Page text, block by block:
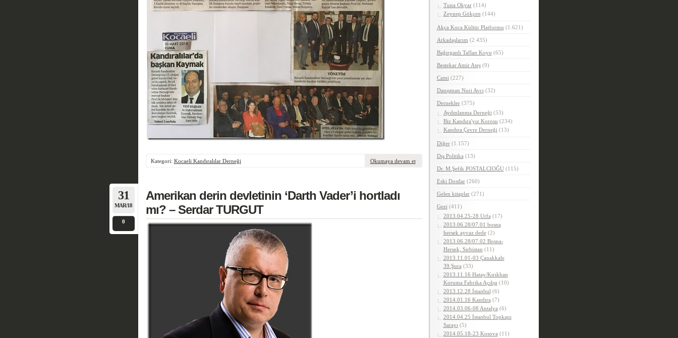
Kategori: Kocaeli Kandıralılar Derneği Okumaya devam et
31
MAR/18
0
Amerikan derin devletinin ‘Darth Vader’i hortladı
mı? – Serdar TURGUT
Tuna Okyar(114)
Zeynep Gökçen (144)
Akça Koca Kültür Platformu (1.621)
Arkadaşlarım (2.435)
Bağırganlı Taflan Koyu (65)
Bestekar Amir Ateş(9)
Cami (227)
Danışman Nuri Avcı (32)
Dernekler(375)
Aydınlanma Derneği (53)
Biz Kandıra'yız Korosu (234)
Kandıra Çevre Derneği (13)
Diğer(1.157)
Dış Politika (13)
Dr. M.Şefik POSTALCIOĞU(115)
Eski Dostlar(260)
Gelen kitaplar(271)
Gezi (411)
2013.04.25-28 Urfa (17)
2013.06.28/07.01 bosna
hersek ayvaz dede(2)
2013.06.28/07.02 Bosna-
Hersek, Sırbistan (11)
2013.11.01-03 Çanakkale
39.Şura (33)
2013.11.16 Hatay/Kırıkhan
Koruma Fabrika Açılışı (10)
2013.12.28 İstanbul (6)
2014.01.16 Kandıra (7)
2014.03.06-08 Antalya (6)
2014.04.25 İstanbul Topkapı
Sarayı (5)
2014.05.18-23 Kosova (11)